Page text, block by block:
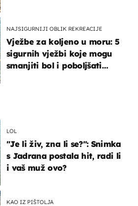
LOL
"Je li živ, zna li se?": Snimka
s Jadrana postala hit, radi li
i vaš muž ovo?
KAO IZ PIŠTOLJA
NAJSIGURNIJI OBLIK REKREACIJE
Vježbe za koljeno u moru: 5
sigurnih vježbi koje mogu
smanjiti bol i poboljšati